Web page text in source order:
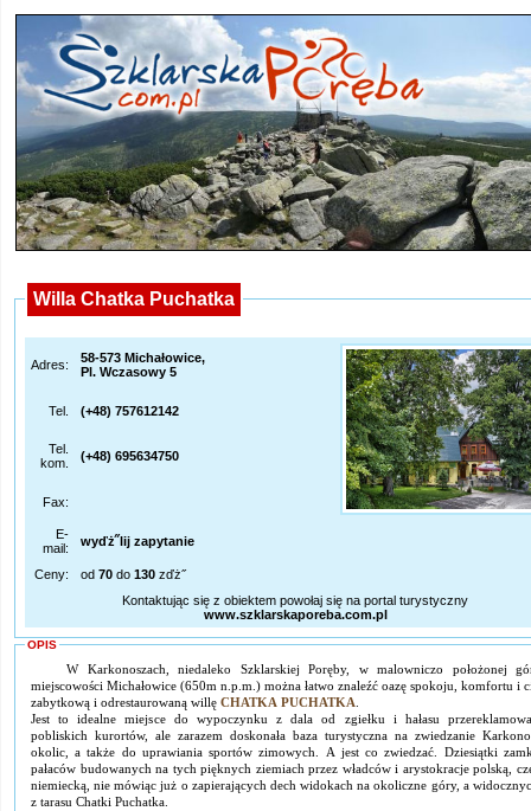
Willa Chatka Puchatka
Adres:
58-573 Michałowice,
Pl. Wczasowy 5
Tel. (+48) 757612142
Tel.
kom.
(+48) 695634750
Fax:
E-
mail:
wyďż˝lij zapytanie
Ceny: od 70 do 130 zďż˝
Kontaktując się z obiektem powołaj się na portal turystyczny
www.szklarskaporeba.com.pl
OPIS
W Karkonoszach, niedaleko Szklarskiej Poręby, w malowniczo położonej
miejscowości Michałowice (650m n.p.m.) można łatwo znaleźć oazę spokoju, komfortu i
zabytkową i odrestaurowaną willę CHATKA PUCHATKA.
Jest to idealne miejsce do wypoczynku z dala od zgiełku i hałasu
pobliskich kurortów, ale zarazem doskonała baza turystyczna na zwiedzanie
okolic, a także do uprawiania sportów zimowych. A jest co zwiedzać. Dziesiątki
pałaców budowanych na tych pięknych ziemiach przez władców i arystokracje polską,
niemiecką, nie mówiąc już o zapierających dech widokach na okoliczne góry, a
z tarasu Chatki Puchatka.